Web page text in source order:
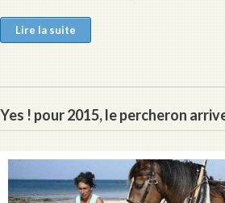
Lire la suite
Yes ! pour 2015, le percheron